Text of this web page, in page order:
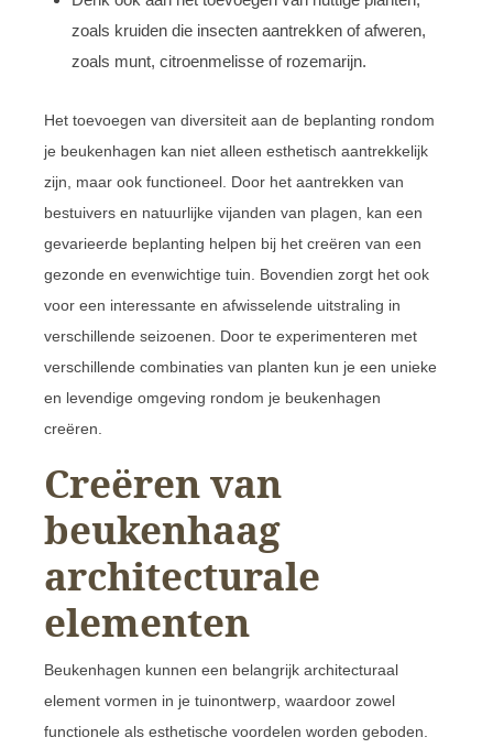
zoals kruiden die insecten aantrekken of afweren,
zoals munt, citroenmelisse of rozemarijn.
Het toevoegen van diversiteit aan de beplanting rondom
je beukenhagen kan niet alleen esthetisch aantrekkelijk
zijn, maar ook functioneel. Door het aantrekken van
bestuivers en natuurlijke vijanden van plagen, kan een
gevarieerde beplanting helpen bij het creëren van een
gezonde en evenwichtige tuin. Bovendien zorgt het ook
voor een interessante en afwisselende uitstraling in
verschillende seizoenen. Door te experimenteren met
verschillende combinaties van planten kun je een unieke
en levendige omgeving rondom je beukenhagen
creëren.
Creëren van
beukenhaag
architecturale
elementen
Beukenhagen kunnen een belangrijk architecturaal
element vormen in je tuinontwerp, waardoor zowel
functionele als esthetische voordelen worden geboden.